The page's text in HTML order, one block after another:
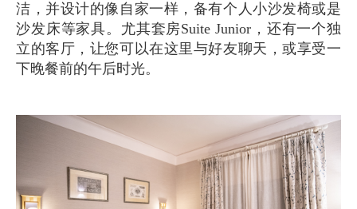
洁，并设计的像自家一样，备有个人小沙发椅或是
沙发床等家具。尤其套房Suite Junior，还有一个独
立的客厅，让您可以在这里与好友聊天，或享受一
下晚餐前的午后时光。